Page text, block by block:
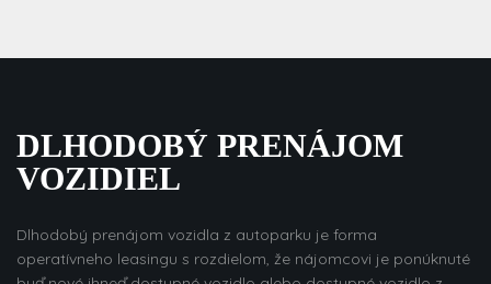
DLHODOBÝ PRENÁJOM
VOZIDIEL
Dlhodobý prenájom vozidla z autoparku je forma
operatívneho leasingu s rozdielom, že nájomcovi je ponúknuté